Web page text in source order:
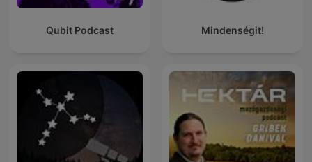
Qubit Podcast Mindenségit!